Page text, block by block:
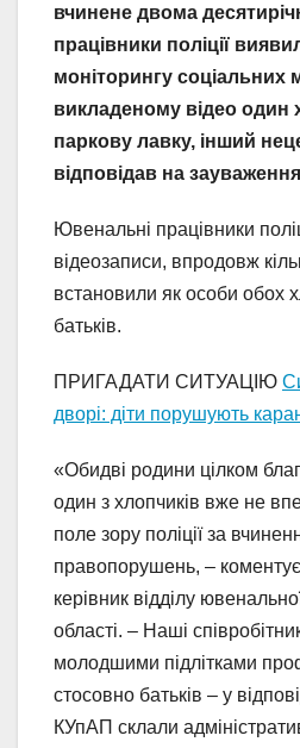
вчинене двома
працівники поліції
моніторингу соціальних
викладеному відео один
паркову лавку, інший
відповідав на
Ювенальні працівники
відеозаписи, впродовж
встановили як особи обох
батьків.
ПРИГАДАТИ СИТУАЦІЮ
дворі: діти порушують
«Обидві родини цілком
один з хлопчиків вже не
поле зору поліції за
правопорушень, –
керівник відділу
області. – Наші
молодшими підлітками
стосовно батьків – у
КУпАП склали